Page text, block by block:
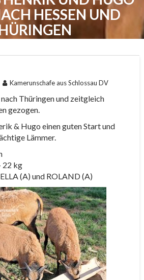
HESSEN UND
Kamerunschafe aus Schlossau DV
Thüringen und zeitgleich
gezogen.
& Hugo einen guten Start und
Lämmer.
22 kg
(A) und ROLAND (A)